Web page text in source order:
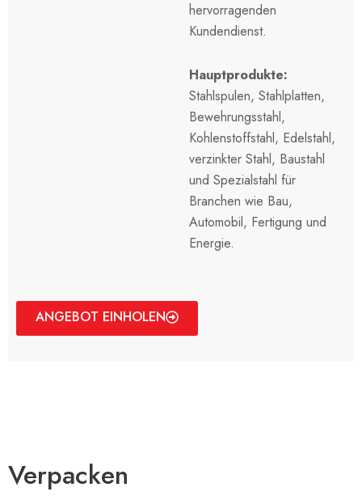
hervorragenden
Kundendienst.
Hauptprodukte:
Stahlspulen, Stahlplatten,
Bewehrungsstahl,
Kohlenstoffstahl, Edelstahl,
verzinkter Stahl, Baustahl
und Spezialstahl für
Branchen wie Bau,
Automobil, Fertigung und
Energie.
ANGEBOT EINHOLEN
Verpacken